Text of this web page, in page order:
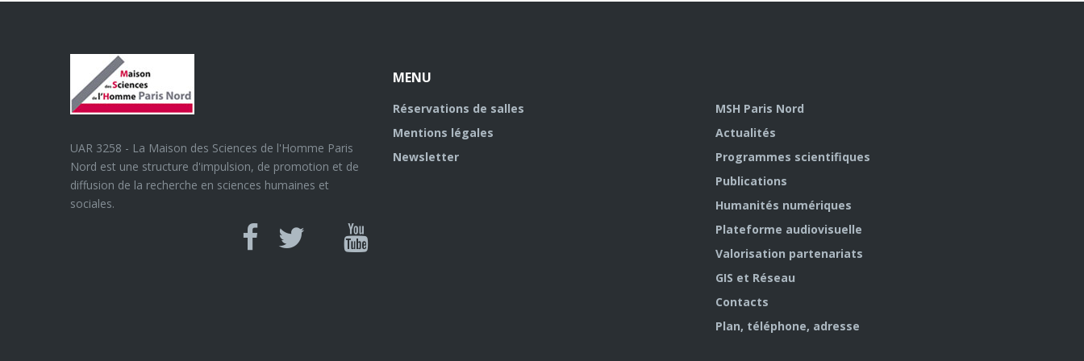
UAR 3258 - La Maison des Sciences de l'Homme Paris
Nord est une structure d'impulsion, de promotion et de
diffusion de la recherche en sciences humaines et
sociales.
Canal
MENU
Réservations de salles
Mentions légales
Newsletter
MSH Paris Nord
Actualités
Programmes scientifiques
Publications
Humanités numériques
Plateforme audiovisuelle
Valorisation partenariats
GIS et Réseau
Contacts
Plan, téléphone, adresse